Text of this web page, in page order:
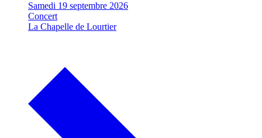
Samedi 19 septembre 2026
Concert
La Chapelle de Lourtier